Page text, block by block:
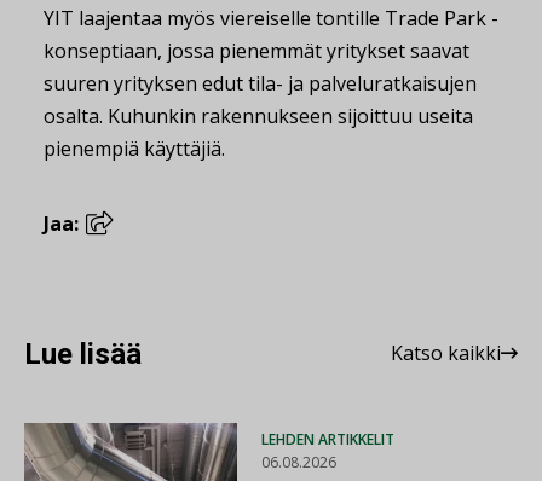
YIT laajentaa myös viereiselle tontille Trade Park -
konseptiaan, jossa pienemmät yritykset saavat
suuren yrityksen edut tila- ja palveluratkaisujen
osalta. Kuhunkin rakennukseen sijoittuu useita
pienempiä käyttäjiä.
Jaa:
Lue lisää Katso kaikki
LEHDEN ARTIKKELIT
06.08.2026